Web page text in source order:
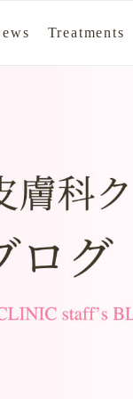
Treatments